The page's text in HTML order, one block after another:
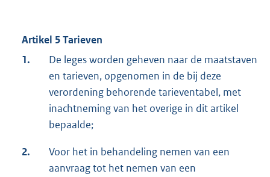
Artikel 5 Tarieven
1.
De leges worden geheven naar de maatstaven
en tarieven, opgenomen in de bij deze
verordening behorende tarieventabel, met
inachtneming van het overige in dit artikel
bepaalde;
2.
Voor het in behandeling nemen van een
aanvraag tot het nemen van een